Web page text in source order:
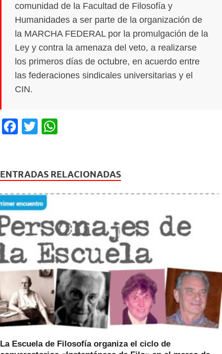
comunidad de la Facultad de Filosofía y
Humanidades a ser parte de la organización de
la MARCHA FEDERAL por la promulgación de la
Ley y contra la amenaza del veto, a realizarse
los primeros días de octubre, en acuerdo entre
las federaciones sindicales universitarias y el
CIN.
F
e
b
o
o
k
T
er s
A
p
ENTRADAS RELACIONADAS
La Escuela de Filosofía organiza el ciclo de